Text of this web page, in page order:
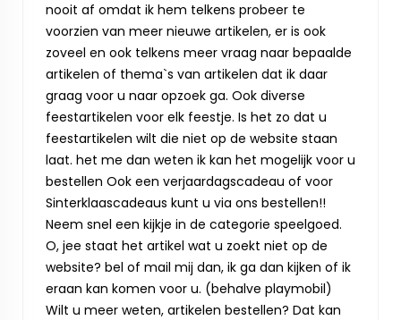
nooit af omdat ik hem telkens probeer te
voorzien van meer nieuwe artikelen, er is ook
zoveel en ook telkens meer vraag naar bepaalde
artikelen of thema`s van artikelen dat ik daar
graag voor u naar opzoek ga. Ook diverse
feestartikelen voor elk feestje. Is het zo dat u
feestartikelen wilt die niet op de website staan
laat. het me dan weten ik kan het mogelijk voor u
bestellen Ook een verjaardagscadeau of voor
Sinterklaascadeaus kunt u via ons bestellen!!
Neem snel een kijkje in de categorie speelgoed.
O, jee staat het artikel wat u zoekt niet op de
website? bel of mail mij dan, ik ga dan kijken of ik
eraan kan komen voor u. (behalve playmobil)
Wilt u meer weten, artikelen bestellen? Dat kan